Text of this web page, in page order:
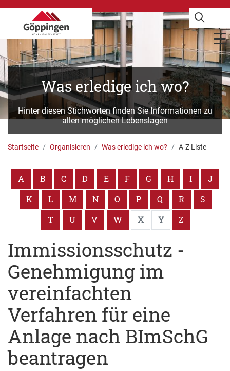
Was erledige ich wo?
Hinter diesen Stichworten finden Sie Informationen zu
allen möglichen Lebenslagen
Startseite Organisieren Was erledige ich wo? A-Z Liste
A B C D E F G H I
J
K
L M N O P Q R
S
T
U V W X Y Z
Immissionsschutz -
Genehmigung im
vereinfachten
Verfahren für eine
Anlage nach BImSchG
beantragen